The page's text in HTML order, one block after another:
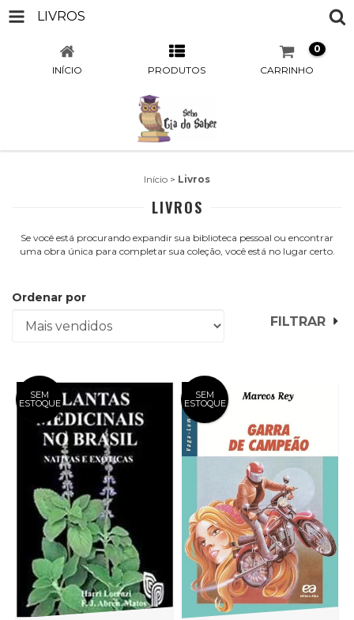
LIVROS
INÍCIO PRODUTOS CARRINHO
0
Início > Livros
LIVROS
Se você está procurando expandir sua biblioteca pessoal ou encontrar
uma obra única para completar sua coleção, você está no lugar certo.
Ordenar por
FILTRAR
SEM
ESTOQUE
SEM
ESTOQUE